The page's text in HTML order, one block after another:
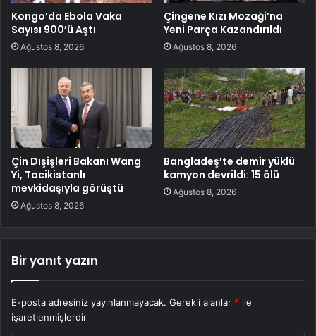
Kongo’da Ebola Vaka
Sayısı 900’ü Aştı
Ağustos 8, 2026
Çingene Kızı Mozaği’na
Yeni Parça Kazandırıldı
Ağustos 8, 2026
Çin Dışişleri Bakanı Wang
Yi, Tacikistanlı
mevkidaşıyla görüştü
Ağustos 8, 2026
Bangladeş’te demir yüklü
kamyon devrildi: 15 ölü
Ağustos 8, 2026
Bir yanıt yazın
E-posta adresiniz yayınlanmayacak. Gerekli alanlar * ile
işaretlenmişlerdir